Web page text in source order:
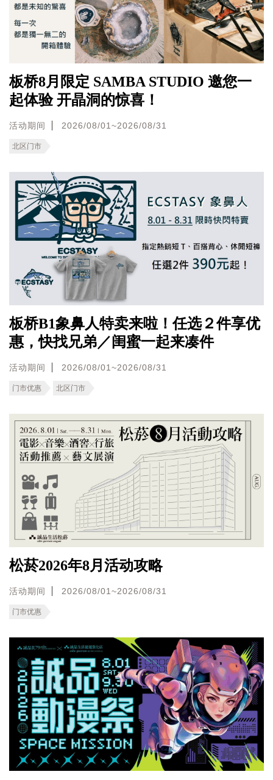
板桥8月限定 SAMBA STUDIO 邀您一
起体验 开晶洞的惊喜！
活动期间 2026/08/01~2026/08/31
北区门市
板桥B1象鼻人特卖来啦！任选２件享优
惠，快找兄弟／闺蜜一起来凑件
活动期间 2026/08/01~2026/08/31
门市优惠 北区门市
松菸2026年8月活动攻略
活动期间 2026/08/01~2026/08/31
门市优惠